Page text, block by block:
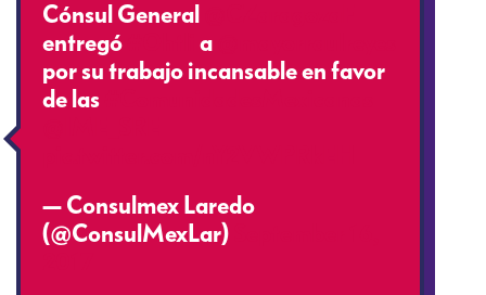
Cónsul General
entregó
a
por su trabajo incansable en favor
de las
— Consulmex Laredo
(@ConsulMexLar)